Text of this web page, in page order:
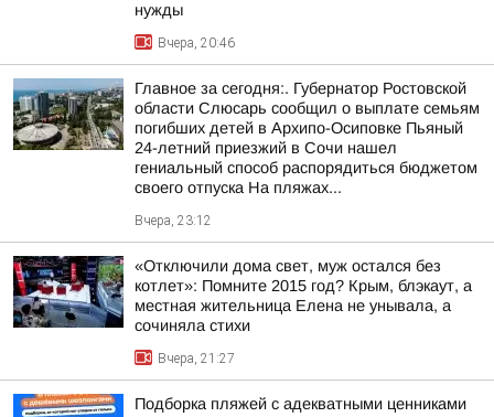
нужды
Вчера, 20:46
Главное за сегодня:. Губернатор Ростовской
области Слюсарь сообщил о выплате семьям
погибших детей в Архипо-Осиповке Пьяный
24-летний приезжий в Сочи нашел
гениальный способ распорядиться бюджетом
своего отпуска На пляжах...
Вчера, 23:12
«Отключили дома свет, муж остался без
котлет»: Помните 2015 год? Крым, блэкаут, а
местная жительница Елена не унывала, а
сочиняла стихи
Вчера, 21:27
Подборка пляжей с адекватными ценниками